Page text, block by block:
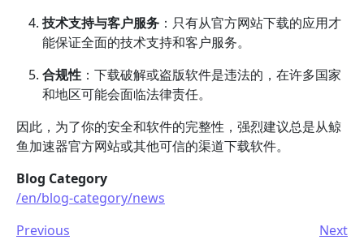
技术支持与客户服务 ：只有从官方网站下载的应用才
能保证全面的技术支持和客户服务。
合规性 ：下载破解或盗版软件是违法的，在许多国家
和地区可能会面临法律责任。
因此，为了你的安全和软件的完整性，强烈建议总是从鲸
鱼加速器官方网站或其他可信的渠道下载软件。
Blog Category
/en/blog-category/news
Previous
Next